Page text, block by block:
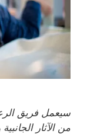
سيعمل فريق
من الآثار